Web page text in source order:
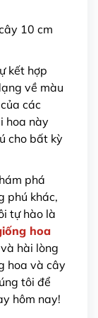
10 cm
kết hợp
về màu
các
hoa này
cho bất kỳ
phá
phú khác,
tự hào là
hoa
hài lòng
hoa và cây
tôi để
hôm nay!